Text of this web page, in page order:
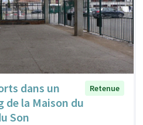
dans un
de la Maison du
Son
Retenue